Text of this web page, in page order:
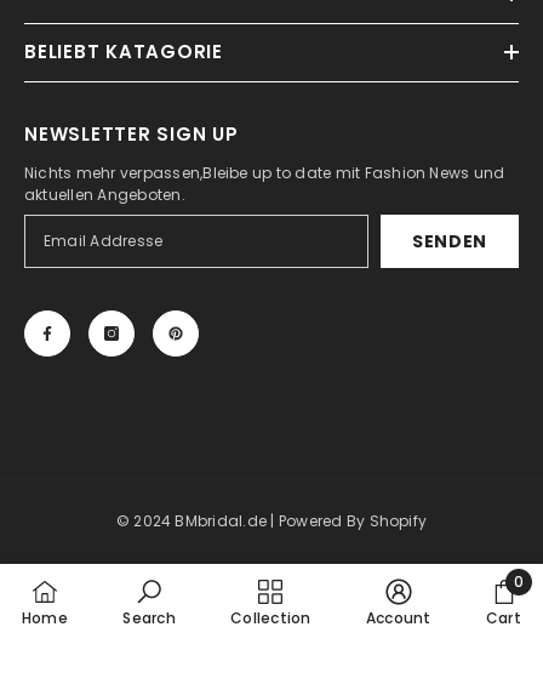
BELIEBT KATAGORIE
NEWSLETTER SIGN UP
Nichts mehr verpassen,Bleibe up to date mit Fashion News und
aktuellen Angeboten.
SENDEN
© 2024 BMbridal.de | Powered By Shopify
Payment
methods
Home Search Collection Account Cart
0
0